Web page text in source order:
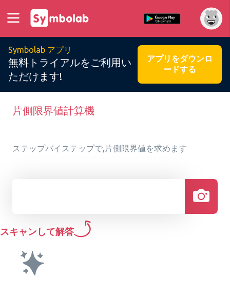
Symbolab アプリ
無料トライアルをご利用い
ただけます!
アプリをダウンロ
ードする
片側限界値計算機
ステップバイステップで,片側限界値を求めます
スキャンして解答